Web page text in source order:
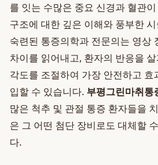
를 잇는 수많은 중요 신경과 혈관
구조에 대한 깊은 이해와 풍부한
숙련된 통증의학과 전문의는 영상
차이를 읽어내고, 환자의 반응을
각도를 조절하여 가장 안전하고
입할 수 있습니다. 부평그린마취통
많은 척추 및 관절 통증 환자들을
은 그 어떤 첨단 장비로도 대체할
다.